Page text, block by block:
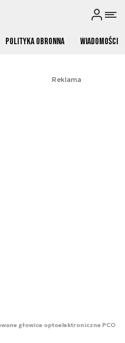
Polityka obronna Wiadomości
Reklama
głowice optoelektroniczne PCO